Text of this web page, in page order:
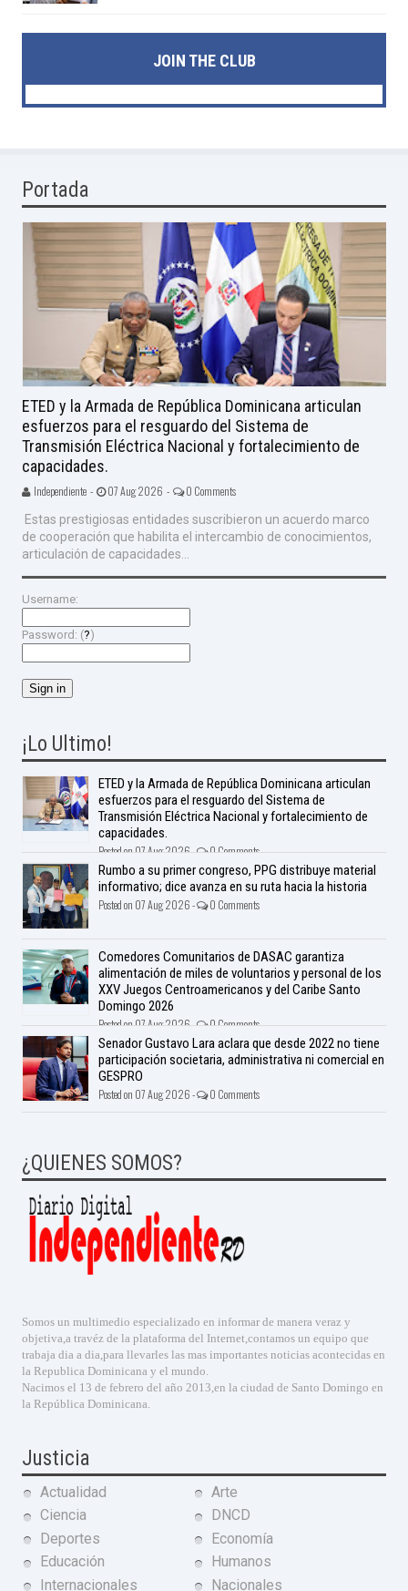
JOIN THE CLUB
Portada
ETED y la Armada de República Dominicana articulan
esfuerzos para el resguardo del Sistema de
Transmisión Eléctrica Nacional y fortalecimiento de
capacidades.
Independiente - 07 Aug 2026 - 0 Comments
Estas prestigiosas entidades suscribieron un acuerdo marco
de cooperación que habilita el intercambio de conocimientos,
articulación de capacidades...
Username:
Password: (?)
¡Lo Ultimo!
ETED y la Armada de República Dominicana articulan
esfuerzos para el resguardo del Sistema de
Transmisión Eléctrica Nacional y fortalecimiento de
capacidades.
Posted on 07 Aug 2026 - 0 Comments
Rumbo a su primer congreso, PPG distribuye material
informativo; dice avanza en su ruta hacia la historia
Posted on 07 Aug 2026 - 0 Comments
Comedores Comunitarios de DASAC garantiza
alimentación de miles de voluntarios y personal de los
XXV Juegos Centroamericanos y del Caribe Santo
Domingo 2026
Posted on 07 Aug 2026 - 0 Comments
Senador Gustavo Lara aclara que desde 2022 no tiene
participación societaria, administrativa ni comercial en
GESPRO
Posted on 07 Aug 2026 - 0 Comments
¿QUIENES SOMOS?
Somos un multimedio especializado en informar de manera veraz y
objetiva,a travéz de la plataforma del Internet,contamos un equipo que
trabaja dia a dia,para llevarles las mas importantes noticias acontecidas en
la Republica Dominicana y el mundo.
Nacimos el 13 de febrero del año 2013,en la ciudad de Santo Domingo en
la República Dominicana.
Justicia
Actualidad
Arte
Ciencia
DNCD
Deportes
Economía
Educación
Humanos
Internacionales
Nacionales